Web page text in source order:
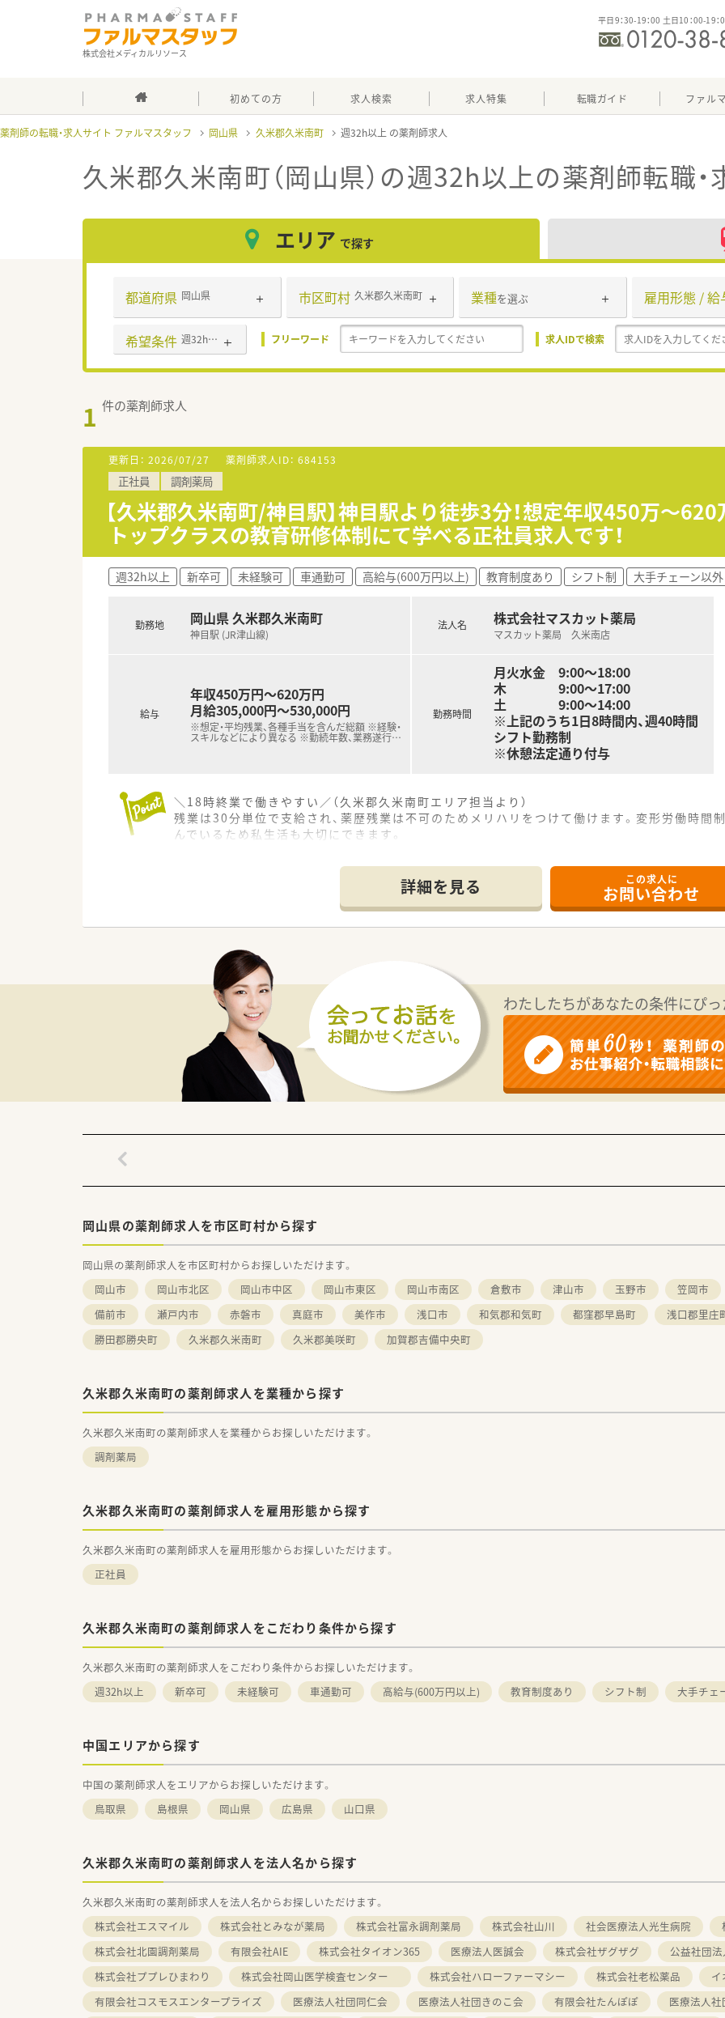
株式会社メディカルリソース
平日9：30-19：00 土日10：00-19
初めての方 求人検索 求人特集 転職ガイド ファル
薬剤師の転職・求人サイト ファルマスタッフ 岡山県 久米郡久米南町 週32h以上
久米郡久米南町（岡山県）の週32h以上の薬剤師転職
エリア で探す
都道府県 岡山県 市区町村 久米郡久米南町 業種を選ぶ 雇用形態 / 給
希望条件 週32h以上 フリーワード 求人IDで検索
1 件の薬剤師求人
更新日： 2026/07/27 薬剤師求人ID： 684153
正社員 調剤薬局
【久米郡久米南町/神目駅】神目駅より徒歩3分！想定年収450万〜
トップクラスの教育研修体制にて学べる正社員求人です！
週32h以上 新卒可 未経験可 車通勤可 高給与(600万円以上) 教育制度あり シフト制 大手チェーン以外
勤務地 岡山県 久米郡久米南町
神目駅 (JR津山線)
給与
年収450万円～620万円
月給305,000円～530,000円
※想定・平均残業、各種手当を含んだ総額 ※経験・
スキルなどにより異なる ※勤続年数、業務遂行…
法人名 株式会社マスカット薬局
マスカット薬局 久米南店
勤務時間
月火水金 9:00～18:00
木 9:00～17:00
土 9:00～14:00
※上記のうち1日8時間内、週40時間
シフト勤務制
※休憩法定通り付与
＼18時終業で働きやすい／（久米郡久米南町エリア担当より）
残業は30分単位で支給され、薬歴残業は不可のためメリハリをつけて働けます。変形労働時間
んでいるため私生活も大切にできます。
【店舗情報と応需状況について】
■最寄り駅である神目駅から徒歩3分ほどの距離に位置しており、天候に左右されず毎日の通
■隣接するクリニックから内科や小児科、皮膚科を中心に処方箋を応需しており、1日あたり
■薬局内は薬剤師が常時1名から2名体制で勤務しており、お互いに協力し合いながら日々の調
【募集背景と求める人物像について】
■今回はさらなるサービス向上と体制強化を目指し、意欲溢れる良い人材をお迎えして増員す
■薬剤師としての能力を常に高めたいという、勉強熱心で医療に対して真摯に向き合うことが
■ただお金を稼ぎたいという方ではなく、患者様のために自ら知識を吸収し、学ぶことを楽し
【法人特徴について】
■岡山県内を中心に地域に根差したチェーン展開を行っており、県下に15店舗を運営している
■薬剤師の育成に対する取り組みは岡山県内でもトップクラスを誇り、大変教育熱心な社風と
■入社される方の約7割が中途採用となっているため、入社後の受け入れ態勢やフォロー体制
詳細を見る この求人に
お問い合わせ
わたしたちがあなたの条件にぴ
岡山県の薬剤師求人を市区町村から探す
岡山県の薬剤師求人を市区町村からお探しいただけます。
岡山市
岡山市北区 岡山市中区 岡山市東区 岡山市南区 倉敷市 津山市 玉野市
笠岡市
備前市
瀬戸内市 赤磐市 真庭市 美作市 浅口市 和気郡和気町 都窪郡早島町
浅口郡里庄
勝田郡勝央町
久米郡久米南町 久米郡美咲町 加賀郡吉備中央町
久米郡久米南町の薬剤師求人を業種から探す
久米郡久米南町の薬剤師求人を業種からお探しいただけます。
調剤薬局
久米郡久米南町の薬剤師求人を雇用形態から探す
久米郡久米南町の薬剤師求人を雇用形態からお探しいただけます。
正社員
久米郡久米南町の薬剤師求人をこだわり条件から探す
久米郡久米南町の薬剤師求人をこだわり条件からお探しいただけます。
週32h以上
新卒可 未経験可 車通勤可 高給与(600万円以上) 教育制度あり シフト制 大手チェ
中国エリアから探す
中国の薬剤師求人をエリアからお探しいただけます。
鳥取県
島根県 岡山県 広島県 山口県
久米郡久米南町の薬剤師求人を法人名から探す
久米郡久米南町の薬剤師求人を法人名からお探しいただけます。
株式会社エスマイル
株式会社とみなが薬局 株式会社富永調剤薬局 株式会社山川 社会医療法人光生病院
株式会社北園調剤薬局
有限会社AIE 株式会社タイオン365 医療法人医誠会 株式会社ザグザグ
公益社団
株式会社ププレひまわり
株式会社岡山医学検査センター 株式会社ハローファーマシー 株式会社老松薬品
有限会社コスモスエンタープライズ
医療法人社団同仁会 医療法人社団きのこ会 有限会社たんぽぽ
医療法人